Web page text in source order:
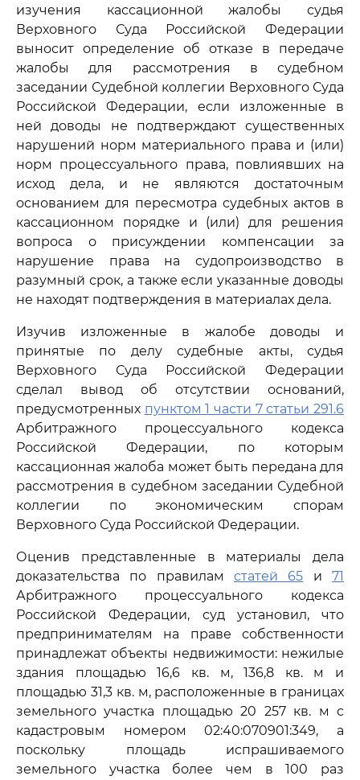
изучения кассационной жалобы судья
Верховного Суда Российской Федерации
выносит определение об отказе в передаче
жалобы для рассмотрения в судебном
заседании Судебной коллегии Верховного Суда
Российской Федерации, если изложенные в
ней доводы не подтверждают существенных
нарушений норм материального права и (или)
норм процессуального права, повлиявших на
исход дела, и не являются достаточным
основанием для пересмотра судебных актов в
кассационном порядке и (или) для решения
вопроса о присуждении компенсации за
нарушение права на судопроизводство в
разумный срок, а также если указанные доводы
не находят подтверждения в материалах дела.
Изучив изложенные в жалобе доводы и
принятые по делу судебные акты, судья
Верховного Суда Российской Федерации
сделал вывод об отсутствии оснований,
предусмотренных пунктом 1 части 7 статьи 291.6
Арбитражного процессуального кодекса
Российской Федерации, по которым
кассационная жалоба может быть передана для
рассмотрения в судебном заседании Судебной
коллегии по экономическим спорам
Верховного Суда Российской Федерации.
Оценив представленные в материалы дела
доказательства по правилам статей 65 и71
Арбитражного процессуального кодекса
Российской Федерации, суд установил, что
предпринимателям на праве собственности
принадлежат объекты недвижимости: нежилые
здания площадью 16,6 кв. м, 136,8 кв. м и
площадью 31,3 кв. м, расположенные в границах
земельного участка площадью 20 257 кв. м с
кадастровым номером 02:40:070901:349, а
поскольку площадь испрашиваемого
земельного участка более чем в 100 раз